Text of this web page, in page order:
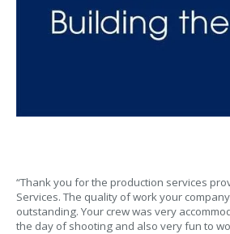
“Thank you for the production services
Services. The quality of work your
outstanding. Your crew was very
the day of shooting and also very fun to